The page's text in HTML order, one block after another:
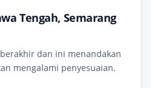
Tengah, Semarang
dan ini menandakan
mengalami penyesuaian.